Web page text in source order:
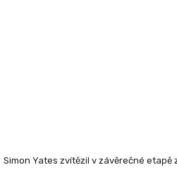
Simon Yates zvítězil v závěrečné etapě